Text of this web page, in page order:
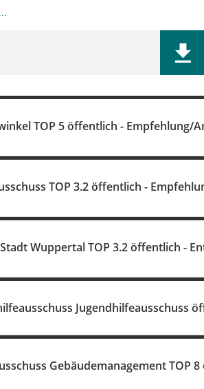
TOP 5 öffentlich - Empfehlung/
TOP 3.2 öffentlich -
Wuppertal TOP 3.2 öffentlich -
Jugendhilfeausschuss
Gebäudemanagement TOP